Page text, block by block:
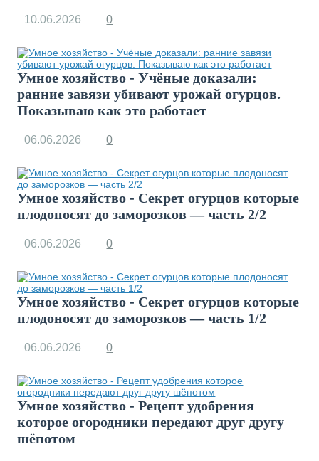
10.06.2026 0
Умное хозяйство - Учёные доказали:
ранние завязи убивают урожай огурцов.
Показываю как это работает
06.06.2026 0
Умное хозяйство - Секрет огурцов которые
плодоносят до заморозков — часть 2/2
06.06.2026 0
Умное хозяйство - Секрет огурцов которые
плодоносят до заморозков — часть 1/2
06.06.2026 0
Умное хозяйство - Рецепт удобрения
которое огородники передают друг другу
шёпотом